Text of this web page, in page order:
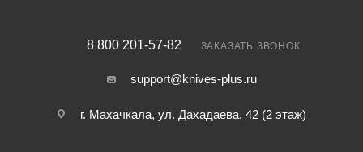
8 800 201-57-82 ЗАКАЗАТЬ ЗВОНОК
support@knives-plus.ru
г. Махачкала, ул. Дахадаева, 42 (2 этаж)